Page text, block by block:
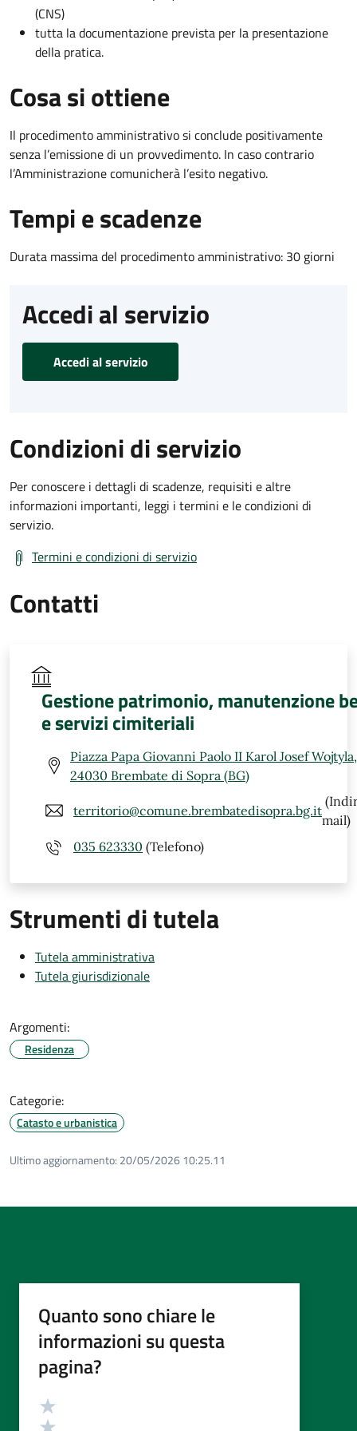
(CNS)
tutta la documentazione prevista per la presentazione
della pratica.
Cosa si ottiene
Il procedimento amministrativo si conclude positivamente
senza l’emissione di un provvedimento. In caso contrario
l’Amministrazione comunicherà l’esito negativo.
Tempi e scadenze
Durata massima del procedimento amministrativo: 30 giorni
Accedi al servizio
Accedi al servizio
Condizioni di servizio
Per conoscere i dettagli di scadenze, requisiti e altre
informazioni importanti, leggi i termini e le condizioni di
servizio.
Termini e condizioni di servizio
Contatti
Gestione patrimonio, manutenzione
e servizi cimiteriali
Piazza Papa Giovanni Paolo II Karol Josef
24030 Brembate di Sopra (BG)
territorio@comune.brembatedisopra.bg.it
mail)
035 623330 (Telefono)
Strumenti di tutela
Tutela amministrativa
Tutela giurisdizionale
Argomenti:
Residenza
Categorie:
Catasto e urbanistica
Ultimo aggiornamento: 20/05/2026 10:25.11
Quanto sono chiare le
informazioni su questa
pagina?
Valutazione